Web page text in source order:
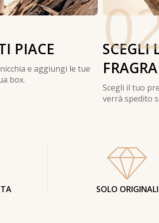
PIACE
e aggiungi le tue
box.
SCEGLI
Scegli il tuo
verrà spedito
SOLO ORIGINALI